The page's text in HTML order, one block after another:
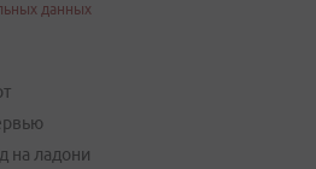
данных
на ладони